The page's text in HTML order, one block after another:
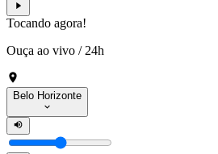
Tocando agora!
Ouça ao vivo / 24h
Belo Horizonte